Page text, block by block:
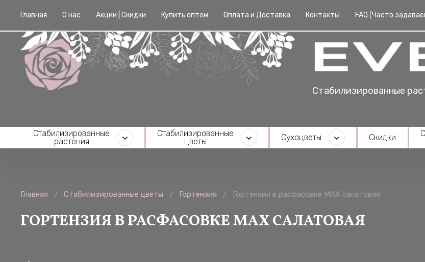
Главная О нас Акции | Скидки Купить оптом Оплата и Доставка Контакты FAQ (Часто
Cтабилизированные
растения
Cтабилизированные
цветы
Cухоцветы Скидки
Главная / Cтабилизированные цветы / Гортензия / Гортензия в расфасовке MAX салатовая
ГОРТЕНЗИЯ В РАСФАСОВКЕ MAX САЛАТОВАЯ